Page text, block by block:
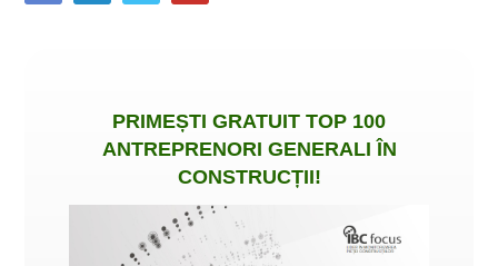
PRIMEȘTI GRATUIT TOP 100
ANTREPRENORI GENERALI ÎN
CONSTRUCȚII!